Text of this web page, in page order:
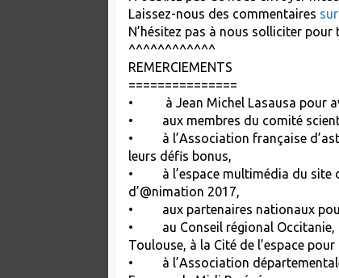
Laissez-nous des commentaires
N’hésitez pas à nous solliciter
^^^^^^^^^^^^
REMERCIEMENTS
===============
• à Jean Michel Lasausa pour
• aux membres du comité
• à l’Association française
leurs défis bonus,
• à l’espace multimédia du site
d’@nimation 2017,
• aux partenaires nationaux
• au Conseil régional Occitanie,
Toulouse, à la Cité de l’espace
• à l’Association départementale